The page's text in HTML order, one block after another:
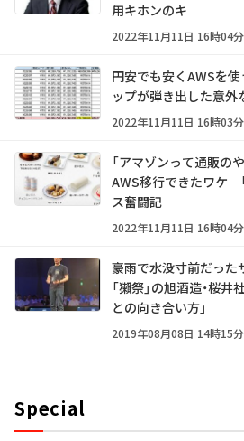
用キホンのキ
2022年11月11日 16時04分
円安でも安くAWSを
ップが弾き出した意外
2022年11月11日 16時03分
「アマゾンって通販の
AWS移行できたワケ
ス奮闘記
2022年11月11日 16時04分
豪雨で水没寸前だっ
「獺祭」の旭酒造・桜
との向き合い方」
2019年08月08日 14時15分
Special